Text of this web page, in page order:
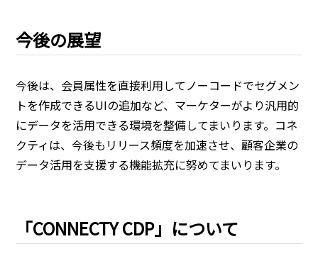
今後の展望
今後は、会員属性を直接利用してノーコードでセグメン
トを作成できるUIの追加など、マーケターがより汎用的
にデータを活用できる環境を整備してまいります。コネ
クティは、今後もリリース頻度を加速させ、顧客企業の
データ活用を支援する機能拡充に努めてまいります。
「CONNECTY CDP」について